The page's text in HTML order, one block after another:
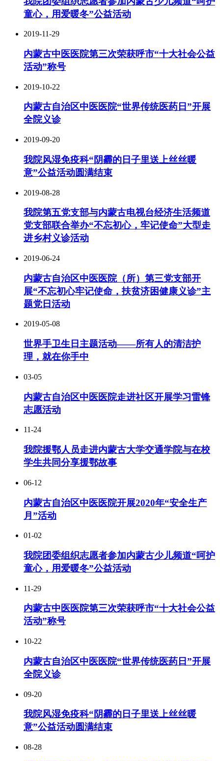
童心，用爱暖冬”公益活动
2019-11-29
内蒙古中医医院第三次荣获呼市“十大社会公益
活动”称号
2019-10-22
内蒙古自治区中医医院“世界传统医药日”开展
全院义诊
2019-09-20
我院风湿免疫科“阴霾的日子里送上丝丝暖
意”公益活动圆满结束
2019-08-28
我院第五党支部与内蒙古电视台经济生活频道
党支部联合举办“不忘初心，牢记使命”大型走
进乡村义诊活动
2019-06-24
内蒙古自治区中医医院（所）第三党支部开
展“不忘初心牢记使命，扶贫济困健康义诊”主
题党日活动
2019-05-08
世界手卫生日主题活动——所有人的清洁护
理，就在你手中
03-05
内蒙古自治区中医医院走进社区开展学习雷锋
志愿活动
11-24
我院援鄂人员走进内蒙古大学交通学院与在校
学生共同分享援鄂故事
06-12
内蒙古自治区中医医院开展2020年“安全生产
月”活动
01-02
我院团委组织志愿者参加内蒙古少儿频道“呵护
童心，用爱暖冬”公益活动
11-29
内蒙古中医医院第三次荣获呼市“十大社会公益
活动”称号
10-22
内蒙古自治区中医医院“世界传统医药日”开展
全院义诊
09-20
我院风湿免疫科“阴霾的日子里送上丝丝暖
意”公益活动圆满结束
08-28